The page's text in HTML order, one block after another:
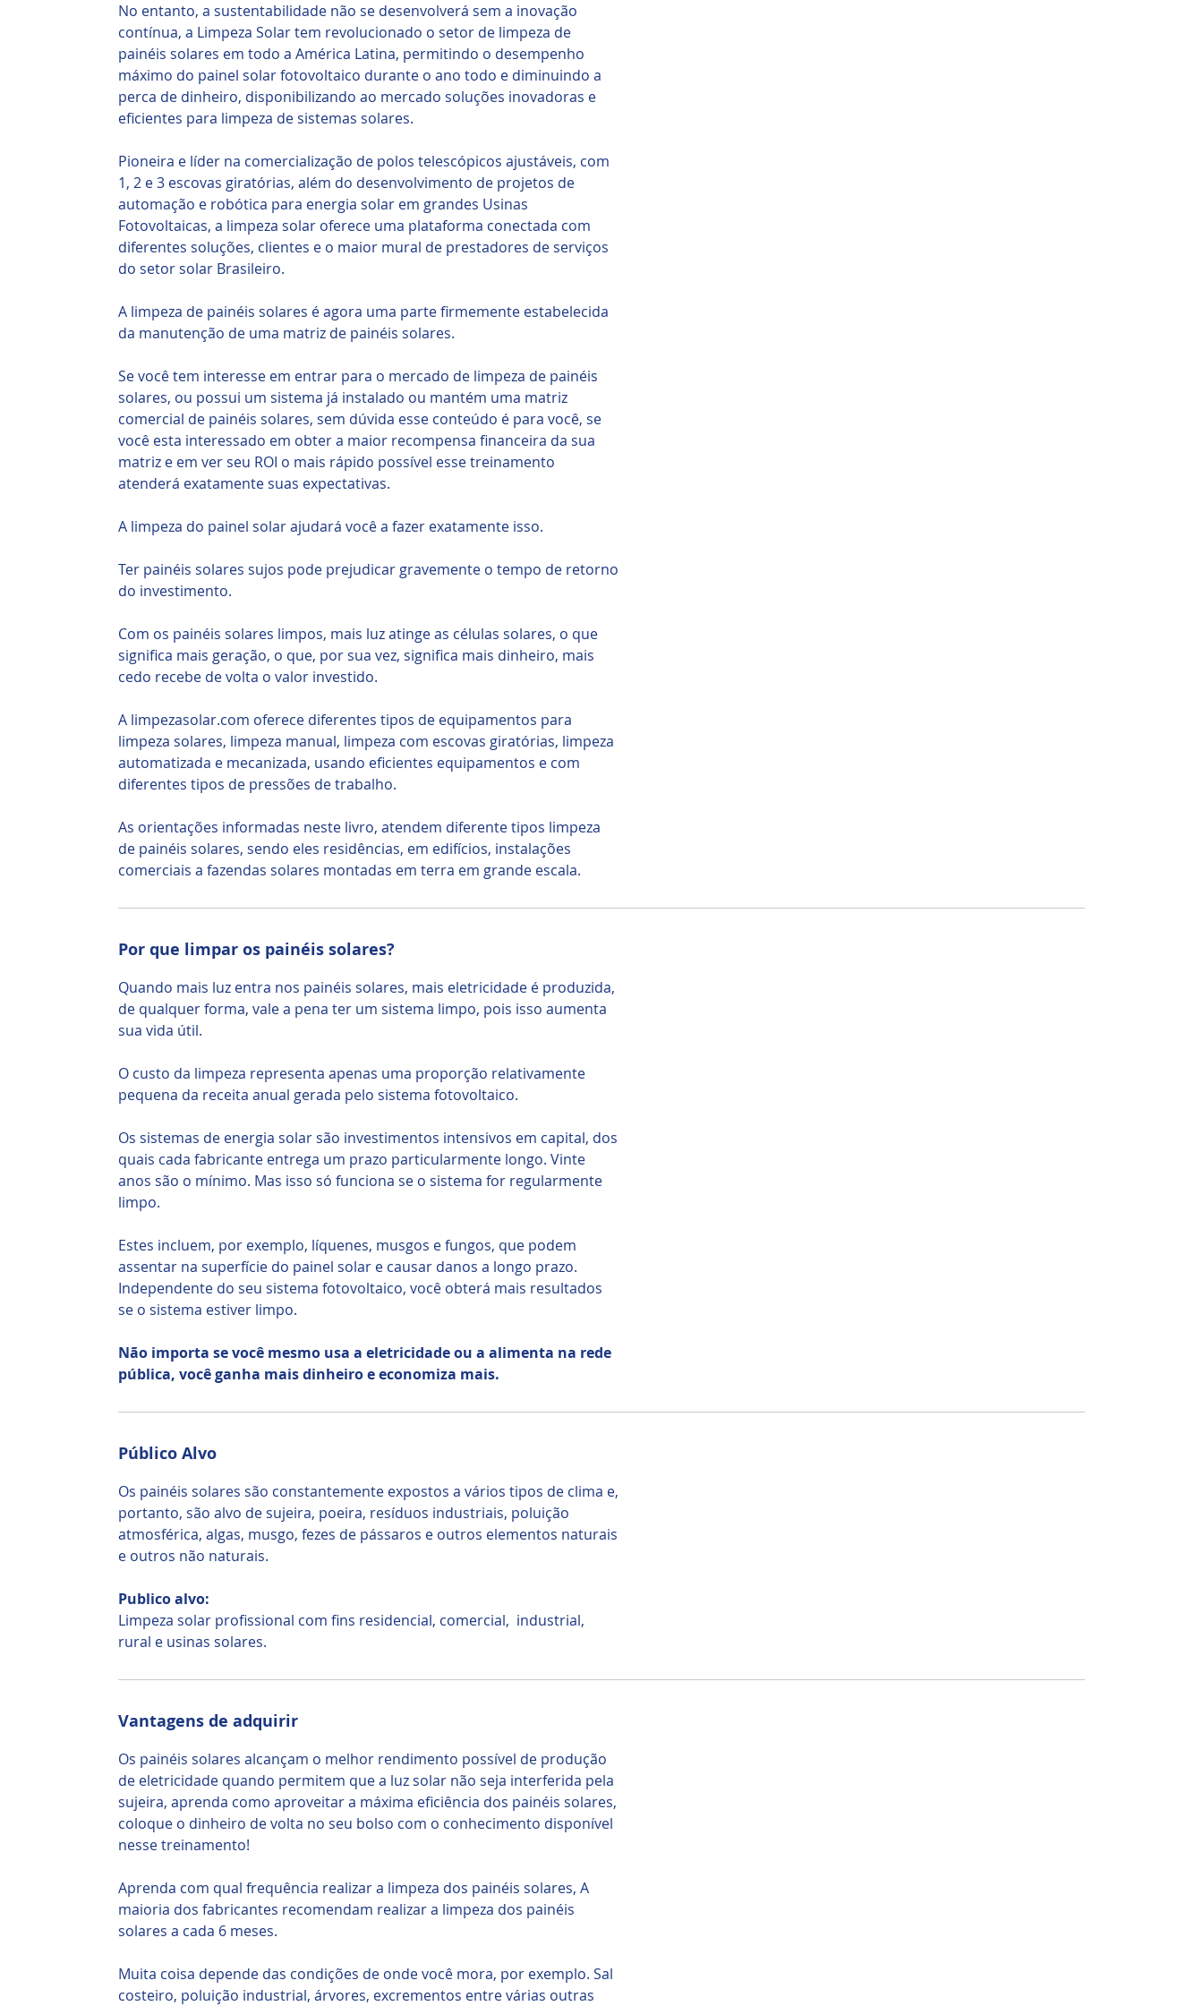
No entanto, a sustentabilidade não se desenvolverá sem a inovação
contínua, a Limpeza Solar tem revolucionado o setor de limpeza de
painéis solares em todo a América Latina, permitindo o desempenho
máximo do painel solar fotovoltaico durante o ano todo e diminuindo a
perca de dinheiro, disponibilizando ao mercado soluções inovadoras e
eficientes para limpeza de sistemas solares.
Pioneira e líder na comercialização de polos telescópicos ajustáveis, com
1, 2 e 3 escovas giratórias, além do desenvolvimento de projetos de
automação e robótica para energia solar em grandes Usinas
Fotovoltaicas, a limpeza solar oferece uma plataforma conectada com
diferentes soluções, clientes e o maior mural de prestadores de serviços
do setor solar Brasileiro.
A limpeza de painéis solares é agora uma parte firmemente estabelecida
da manutenção de uma matriz de painéis solares.
Se você tem interesse em entrar para o mercado de limpeza de painéis
solares, ou possui um sistema já instalado ou mantém uma matriz
comercial de painéis solares, sem dúvida esse conteúdo é para você, se
você esta interessado em obter a maior recompensa financeira da sua
matriz e em ver seu ROI o mais rápido possível esse treinamento
atenderá exatamente suas expectativas.
A limpeza do painel solar ajudará você a fazer exatamente isso.
Ter painéis solares sujos pode prejudicar gravemente o tempo de retorno
do investimento.
Com os painéis solares limpos, mais luz atinge as células solares, o que
significa mais geração, o que, por sua vez, significa mais dinheiro, mais
cedo recebe de volta o valor investido.
A limpezasolar.com oferece diferentes tipos de equipamentos para
limpeza solares, limpeza manual, limpeza com escovas giratórias, limpeza
automatizada e mecanizada, usando eficientes equipamentos e com
diferentes tipos de pressões de trabalho.
As orientações informadas neste livro, atendem diferente tipos limpeza
de painéis solares, sendo eles residências, em edifícios, instalações
comerciais a fazendas solares montadas em terra em grande escala.
Por que limpar os painéis solares?
Quando mais luz entra nos painéis solares, mais eletricidade é produzida,
de qualquer forma, vale a pena ter um sistema limpo, pois isso aumenta
sua vida útil.
O custo da limpeza representa apenas uma proporção relativamente
pequena da receita anual gerada pelo sistema fotovoltaico.
Os sistemas de energia solar são investimentos intensivos em capital, dos
quais cada fabricante entrega um prazo particularmente longo. Vinte
anos são o mínimo. Mas isso só funciona se o sistema for regularmente
limpo.
Estes incluem, por exemplo, líquenes, musgos e fungos, que podem
assentar na superfície do painel solar e causar danos a longo prazo.
Independente do seu sistema fotovoltaico, você obterá mais resultados
se o sistema estiver limpo.
Não importa se você mesmo usa a eletricidade ou a alimenta na rede
pública, você ganha mais dinheiro e economiza mais.
Público Alvo
Os painéis solares são constantemente expostos a vários tipos de clima e,
portanto, são alvo de sujeira, poeira, resíduos industriais, poluição
atmosférica, algas, musgo, fezes de pássaros e outros elementos naturais
e outros não naturais.
Publico alvo:
Limpeza solar profissional com fins residencial, comercial, industrial,
rural e usinas solares.
Vantagens de adquirir
Os painéis solares alcançam o melhor rendimento possível de produção
de eletricidade quando permitem que a luz solar não seja interferida pela
sujeira, aprenda como aproveitar a máxima eficiência dos painéis solares,
coloque o dinheiro de volta no seu bolso com o conhecimento disponível
nesse treinamento!
Aprenda com qual frequência realizar a limpeza dos painéis solares, A
maioria dos fabricantes recomendam realizar a limpeza dos painéis
solares a cada 6 meses.
Muita coisa depende das condições de onde você mora, por exemplo. Sal
costeiro, poluição industrial, árvores, excrementos entre várias outras